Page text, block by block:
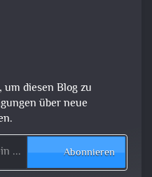
diesen Blog zu
über neue
Abonnieren